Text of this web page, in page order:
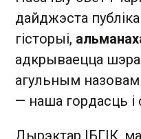
дайджэста
гісторыі,
адкрываецца
агульным назовам
— наша гордасць і
Дырэктар ІБГІК,